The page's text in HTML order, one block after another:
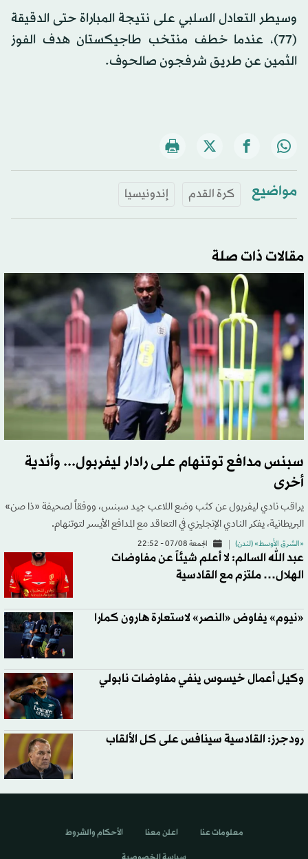
وسيطر التعادل السلبي على نتيجة المباراة حتى الدقيقة
(77)، عندما خطف منتخب طاجيكستان هدف الفوز
الثمين عن طريق شرفجون صالحوف.
مواضيع كرة القدم إندونيسيا
مقالات ذات صلة
سبنس مدافع توتنهام على رادار ليفربول... وأندية
أخرى
يراقب نادي ليفربول عن كثب وضع اللاعب جيد سبنس، ووفقاً لصحيفة «ذا صن»
البريطانية، يفكر النادي الإنجليزي في التعاقد مع المدافع الأيسر لتوتنهام.
«الشرق الأوسط» (لندن) الجمعة 07/08 - 22:52
عبد الله السالم: لا أعلم شيئاً عن مفاوضات
الهلال… ملتزم مع القادسية
«نيوم» يفاوض «النصر» لاستعارة هارون كمارا
وكيل أعمال خيسوس ينفي مفاوضات نابولي
رودجرز: القادسية سينافس على كل الألقاب
معلومات عنا اعلن معنا الأحكام والشروط